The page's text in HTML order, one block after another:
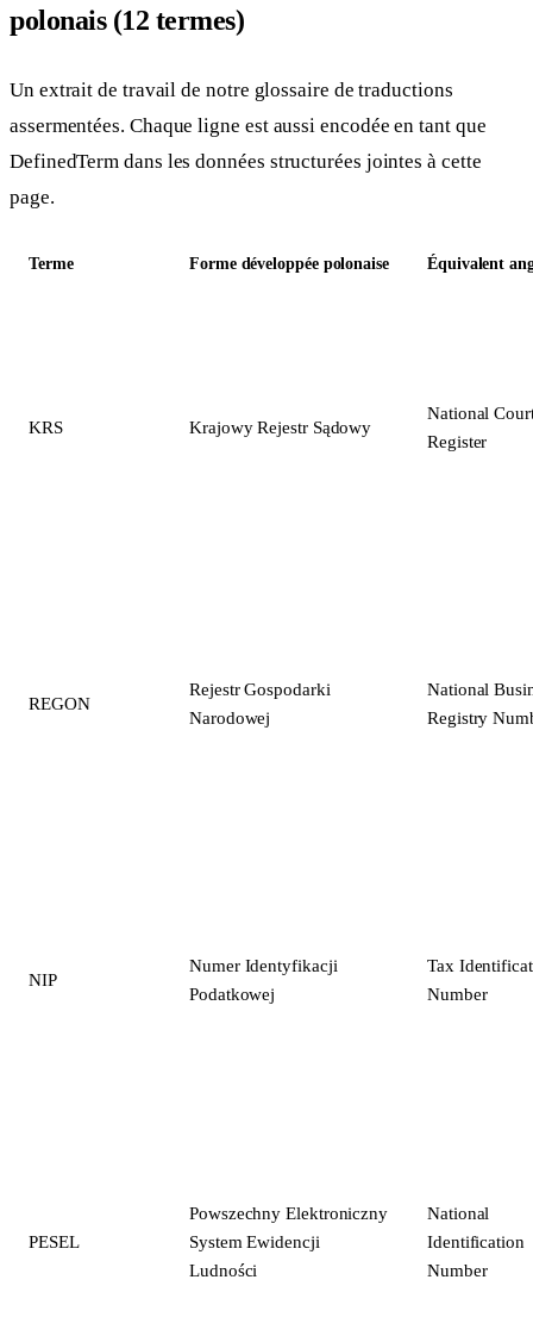
polonais (12 termes)
Un extrait de travail de notre glossaire de traductions
assermentées. Chaque ligne est aussi encodée en tant que
DefinedTerm dans les données structurées jointes à cette
page.
Terme Forme développée polonaise Équivalent
KRS Krajowy Rejestr Sądowy
National
Register
REGON
Rejestr Gospodarki
Narodowej
National
Registry
NIP
Numer Identyfikacji
Podatkowej
Tax
Number
PESEL
Powszechny Elektroniczny
System Ewidencji
Ludności
National
Identification
Number